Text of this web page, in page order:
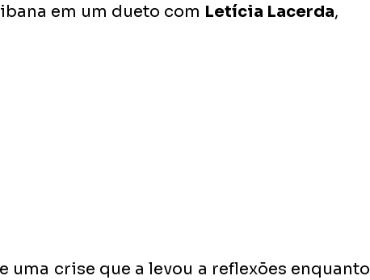
em um dueto com Letícia Lacerda,
uma crise que a levou a reflexões enquanto